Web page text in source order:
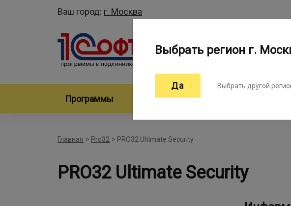
Ваш город: г. Москва
Программы Производители программ
Главная > Pro32 > PRO32 Ultimate Security
PRO32 Ultimate Security
Выбрать регион г.
Да Выбрать другой